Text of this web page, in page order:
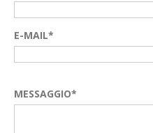
E-MAIL*
MESSAGGIO*